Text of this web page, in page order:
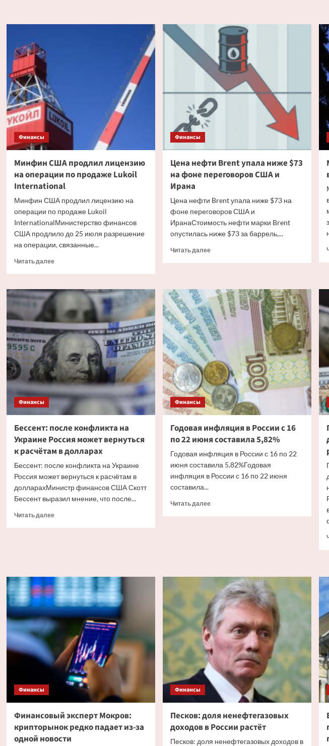
концу
года
Мосбирже
поднялась
выше
рублей
Финансы
Минфин США продлил лицензию
на операции по продаже Lukoil
International
Минфин США продлил лицензию на
операции по продаже Lukoil
InternationalМинистерство финансов
США продлило до 25 июля разрешение
на операции, связанные...
Читать далееПрочитать
Минфин
США
продлил
лицензию
на
операции
по
продаже
Lukoil
International
Финансы
Цена нефти Brent упала ниже $73
на фоне переговоров США и
Ирана
Цена нефти Brent упала ниже $73 на
фоне переговоров США и
ИранаСтоимость нефти марки Brent
опустилась ниже $73 за баррель,...
Читать далееПрочитать
Brent
упала
ниже
$73
на
фоне
переговоров
США
и
Ирана
Финансы
Бессент: после конфликта на
Украине Россия может вернуться
к расчётам в долларах
Бессент: после конфликта на Украине
Россия может вернуться к расчётам в
долларахМинистр финансов США Скотт
Бессент выразил мнение, что после...
Читать далееПрочитать
Россия
может
вернуться
к
расчётам
долларах
Финансы
Годовая инфляция в России с 16
по 22 июня составила 5,82%
Годовая инфляция в России с 16 по 22
июня составила 5,82%Годовая
инфляция в России с 16 по 22 июня
составила...
Читать далееПрочитать
16
22
июня
составила
5,82%
Финансы
Финансовый эксперт Мокров:
крипторынок редко падает из-за
одной новости
Финансы
Песков: доля ненефтегазовых
доходов в России растёт
Песков: доля ненефтегазовых доходов в